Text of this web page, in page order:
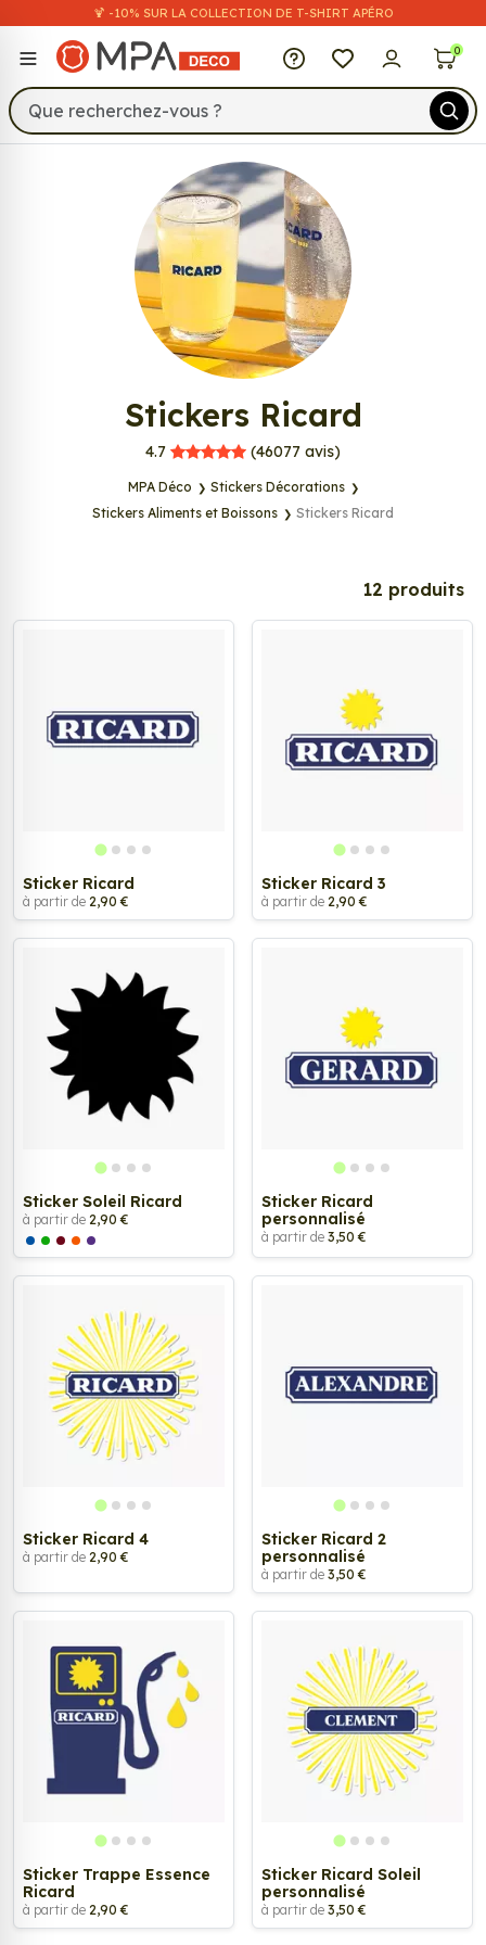
🍹 -10% SUR LA COLLECTION DE T-SHIRT APÉRO
MPA Déco 0
Stickers Ricard
MPA Déco
4.7 (46077 avis)
MPA Déco
Stickers Décorations
Stickers Aliments et Boissons
Stickers Ricard
12 produits
Sticker Ricard
à partir de 2,90 €
Sticker Ricard 3
à partir de 2,90 €
Sticker Soleil Ricard
à partir de 2,90 €
Sticker Ricard
personnalisé
à partir de 3,50 €
Sticker Ricard 4
à partir de 2,90 €
Sticker Ricard 2
personnalisé
à partir de 3,50 €
Sticker Trappe Essence
Ricard
à partir de 2,90 €
Sticker Ricard Soleil
personnalisé
à partir de 3,50 €